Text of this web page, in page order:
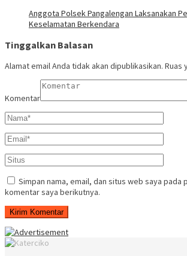
Anggota Polsek Pangalengan Laksanakan
Keselamatan Berkendara
Tinggalkan Balasan
Alamat email Anda tidak akan dipublikasikan. Ruas
Komentar
Simpan nama, email, dan situs web saya pada
komentar saya berikutnya.